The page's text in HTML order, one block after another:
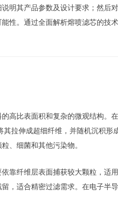
明其产品参数及设计要求；然后
性。通过全面解析熔喷滤芯的技
高比表面积和复杂的微观结构。
拉伸成超细纤维，并随机沉积形
、细菌和其他污染物。
靠纤维层表面捕获较大颗粒，适
，适合精密过滤需求。在电子半